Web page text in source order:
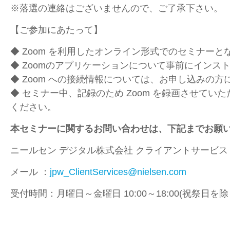
※落選の連絡はございませんので、ご了承下さい。
【ご参加にあたって】
◆ Zoom を利用したオンライン形式でのセミナーと
◆ Zoomのアプリケーションについて事前にインス
◆ Zoom への接続情報については、お申し込みの方
◆ セミナー中、記録のため Zoom を録画させていた
ください。
本セミナーに関するお問い合わせは、下記までお願
ニールセン デジタル株式会社 クライアントサービス
メール ： jpw_ClientServices@nielsen.com
受付時間：月曜日～金曜日 10:00～18:00(祝祭日を